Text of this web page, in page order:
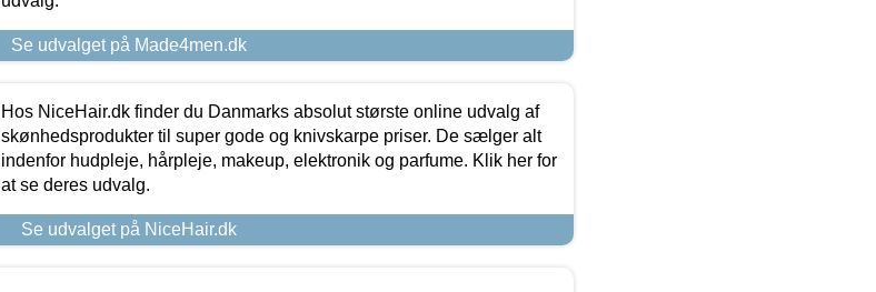
Se udvalget på Made4men.dk
Hos NiceHair.dk finder du Danmarks absolut største online udvalg af
skønhedsprodukter til super gode og knivskarpe priser. De sælger alt
indenfor hudpleje, hårpleje, makeup, elektronik og parfume. Klik her for
at se deres udvalg.
Se udvalget på NiceHair.dk